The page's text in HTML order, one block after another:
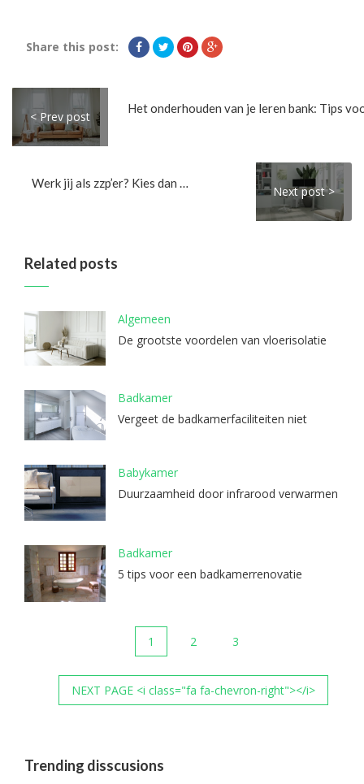
Share this post:
< Prev post
Werk jij als zzp’er? Kies dan voor een ergonomische werkplek
Next post >
Related posts
Algemeen
De grootste voordelen van vloerisolatie
Badkamer
Vergeet de badkamerfaciliteiten niet
Babykamer
Duurzaamheid door infrarood verwarmen
Badkamer
5 tips voor een badkamerrenovatie
1 2 3
NEXT PAGE <i class="fa fa-chevron-right"></i>
Trending disscusions